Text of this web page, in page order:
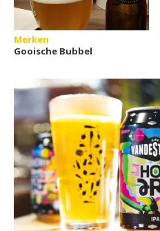
Merken
Gooische Bubbel